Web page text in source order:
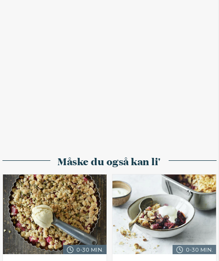
Måske du også kan li'
0-30 MIN. 0-30 MIN.